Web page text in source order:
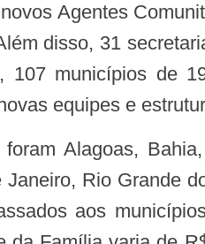
Agentes
disso, 31
107 municípios de
equipes e
Rio Grande
aos